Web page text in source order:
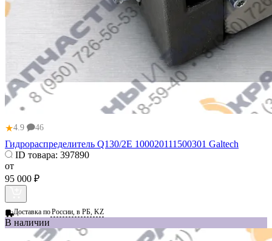
★4.9 46
Гидрораспределитель Q130/2E 100020111500301 Galtech
ID товара: 397890
от
95 000 ₽
Доставка поРоссии, в РБ, KZ
В наличии